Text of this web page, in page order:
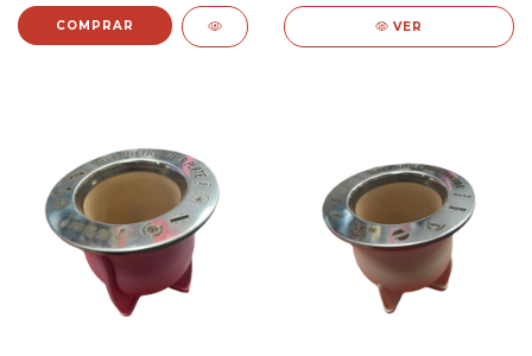
VER